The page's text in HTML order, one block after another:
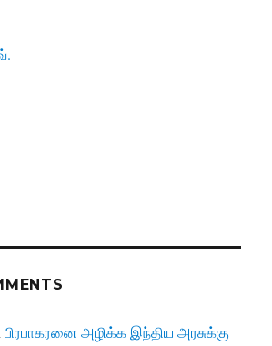
பிரபாகரனை அழிக்க இந்திய அரசுக்கு